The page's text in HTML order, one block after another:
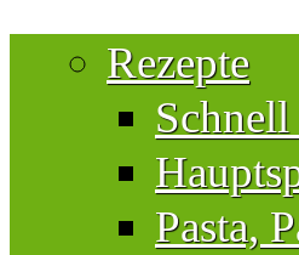
Rezepte
Pasta,